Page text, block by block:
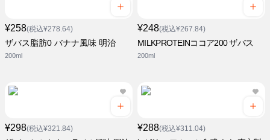
¥258(税込¥278.64)
ザバス脂肪0 バナナ風味 明治
200ml
¥248(税込¥267.84)
MILKPROTEINココア200 ザバス
200ml
¥298(税込¥321.84) ¥288(税込¥311.04)